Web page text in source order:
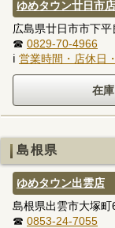
ゆめタウン廿日市店
広島県廿日市市下
☎ 0829-70-4966
ℹ 営業時間・店休日
島根県
ゆめタウン出雲店
島根県出雲市大塚
☎ 0853-24-7055